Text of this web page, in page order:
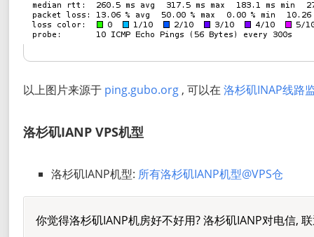
以上图片来源于 ping.gubo.org , 可以在洛杉矶INAP线路
洛杉矶IANP VPS机型
洛杉矶IANP机型: 所有洛杉矶IANP机型@VPS仓
你觉得洛杉矶IANP机房好不好用? 洛杉矶IANP对电信,